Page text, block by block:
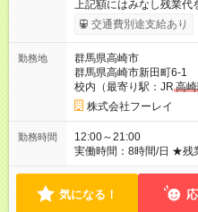
上記額にはみなし残業代
ます。 みなし残業代
間 23.7時間／月 ＼報奨金＋各種手当アリ♪／ 報奨金は実績を正
について＞ 未経験入社3
で60万円（月収80万円
す。頑張ったら頑張った
えられています。 〈社員の年収例〉 年収365万円/月給：26万円
+賞与（入社1年目・22
（入社2年目・24歳） 年
年目・33歳） 【試用期間】試用期間あり 試用期間の長さ：2ヶ
用形態：中途採用（契約
円 ～ 300,000円 ≪スタ
問わず【月給28万6000
交通費別途支給あり
勤務地
群馬県高崎市
群馬県高崎市新田町6-1
校内（最寄り駅：JR 高
株式会社フーレイ
勤務時間
12:00～21:00
実働時間：8時間/日 ★残業は基本ありません。月0～5時間程度
を想定しています。 ★朝
ーティング、昼食
気になる！